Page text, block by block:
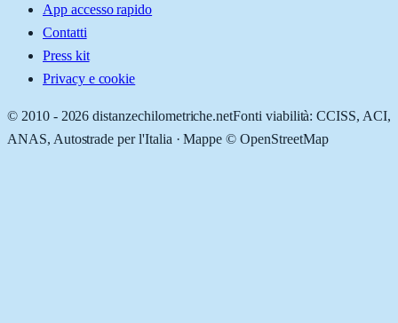
App accesso rapido
Contatti
Press kit
Privacy e cookie
© 2010 - 2026 distanzechilometriche.netFonti viabilità: CCISS, ACI,
ANAS, Autostrade per l'Italia · Mappe © OpenStreetMap